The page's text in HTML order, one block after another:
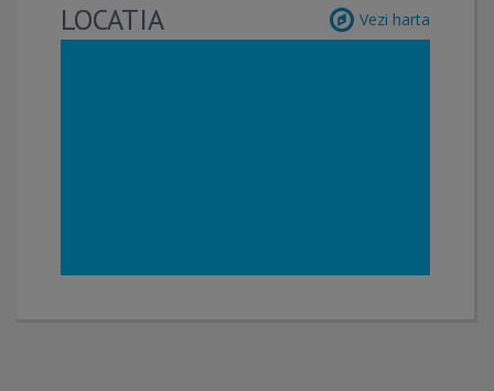
LOCATIA Vezi harta